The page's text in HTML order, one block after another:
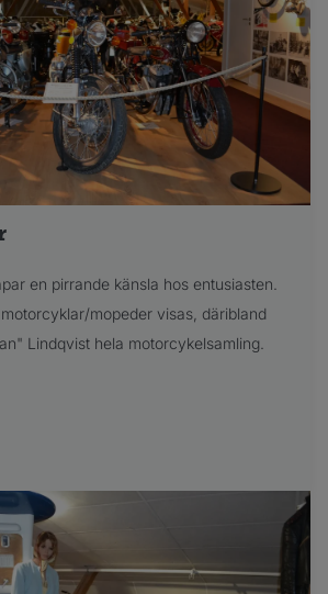
en pirrande känsla hos entusiasten.
mopeder visas, däribland
Lindqvist hela motorcykelsamling.